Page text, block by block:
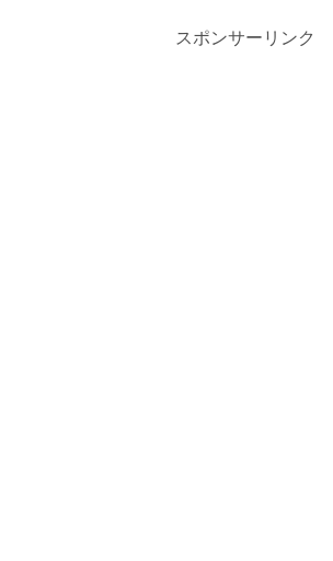
こではスリークォーターショッ
スポンサーリンク